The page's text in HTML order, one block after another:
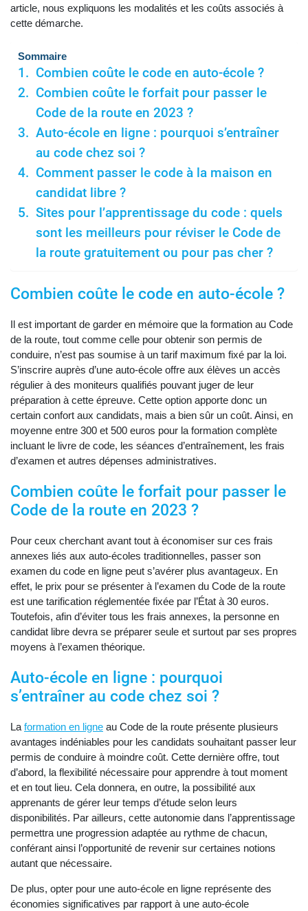
article, nous expliquons les modalités et les coûts associés à
cette démarche.
Sommaire
Combien coûte le code en auto-école ?
Combien coûte le forfait pour passer le
Code de la route en 2023 ?
Auto-école en ligne : pourquoi s’entraîner
au code chez soi ?
Comment passer le code à la maison en
candidat libre ?
Sites pour l’apprentissage du code : quels
sont les meilleurs pour réviser le Code de
la route gratuitement ou pour pas cher ?
Combien coûte le code en auto-école ?
Il est important de garder en mémoire que la formation au Code
de la route, tout comme celle pour obtenir son permis de
conduire, n’est pas soumise à un tarif maximum fixé par la loi.
S’inscrire auprès d’une auto-école offre aux élèves un accès
régulier à des moniteurs qualifiés pouvant juger de leur
préparation à cette épreuve. Cette option apporte donc un
certain confort aux candidats, mais a bien sûr un coût. Ainsi, en
moyenne entre 300 et 500 euros pour la formation complète
incluant le livre de code, les séances d’entraînement, les frais
d’examen et autres dépenses administratives.
Combien coûte le forfait pour passer le
Code de la route en 2023 ?
Pour ceux cherchant avant tout à économiser sur ces frais
annexes liés aux auto-écoles traditionnelles, passer son
examen du code en ligne peut s’avérer plus avantageux. En
effet, le prix pour se présenter à l’examen du Code de la route
est une tarification réglementée fixée par l’État à 30 euros.
Toutefois, afin d’éviter tous les frais annexes, la personne en
candidat libre devra se préparer seule et surtout par ses propres
moyens à l’examen théorique.
Auto-école en ligne : pourquoi
s’entraîner au code chez soi ?
La formation en ligne au Code de la route présente plusieurs
avantages indéniables pour les candidats souhaitant passer leur
permis de conduire à moindre coût. Cette dernière offre, tout
d’abord, la flexibilité nécessaire pour apprendre à tout moment
et en tout lieu. Cela donnera, en outre, la possibilité aux
apprenants de gérer leur temps d’étude selon leurs
disponibilités. Par ailleurs, cette autonomie dans l’apprentissage
permettra une progression adaptée au rythme de chacun,
conférant ainsi l’opportunité de revenir sur certaines notions
autant que nécessaire.
De plus, opter pour une auto-école en ligne représente des
économies significatives par rapport à une auto-école